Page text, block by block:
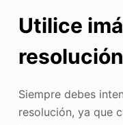
Utilice
resolución
Siempre debes
resolución, ya que